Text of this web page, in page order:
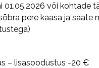
01.05.2026 või kohtade
pere kaasa ja
– lisasoodustus -20 €